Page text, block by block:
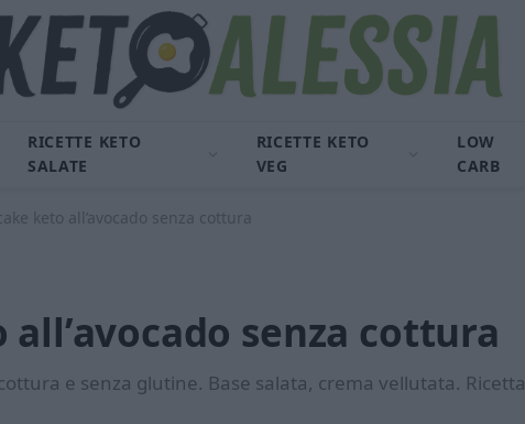
RICETTE KETO
SALATE
RICETTE KETO
VEG
LOW
CARB
keto all’avocado senza cottura
all’avocado senza cottura
e senza glutine. Base salata, crema vellutata. Ricetta